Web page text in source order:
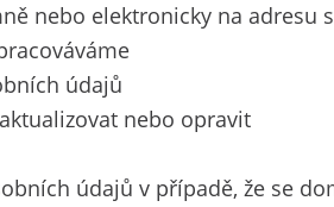
nebo elektronicky na adresu
údajů
nebo opravit
údajů v případě, že se